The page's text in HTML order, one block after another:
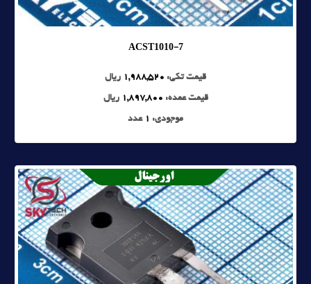
ACST1010-7
قیمت تکی: 1,988,520 ریال
قیمت عمده: 1,897,800 ریال
موجودی: 1 عدد